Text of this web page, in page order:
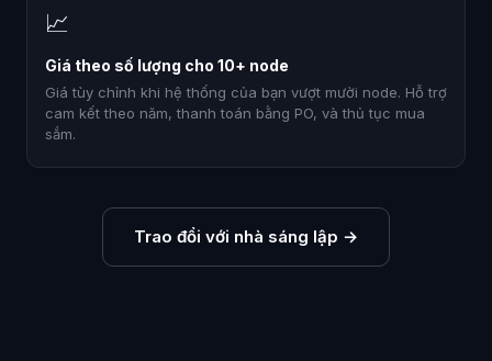
📈
Giá theo số lượng cho 10+ node
Giá tùy chỉnh khi hệ thống của bạn vượt mười node. Hỗ trợ
cam kết theo năm, thanh toán bằng PO, và thủ tục mua
sắm.
Trao đổi với nhà sáng lập →